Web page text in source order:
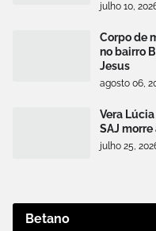
julho 10,
Corpo de
no bairro
Jesus
agosto 06,
Vera
SAJ
julho 25,
Betano